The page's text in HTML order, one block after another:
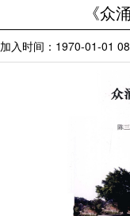
《众
加入时间：1970-01-01